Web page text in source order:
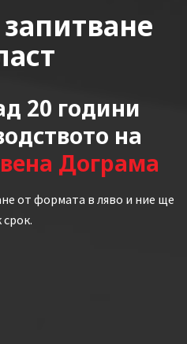
20 години
на
Дограма
от формата в ляво и ние ще